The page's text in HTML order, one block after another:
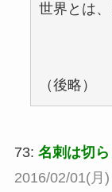
世界とは
（後略）
73: 名刺は切
2016/02/01(月